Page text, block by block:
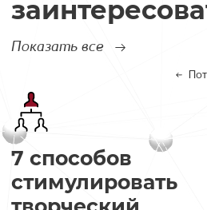
Показать все
7 способов
стимулировать